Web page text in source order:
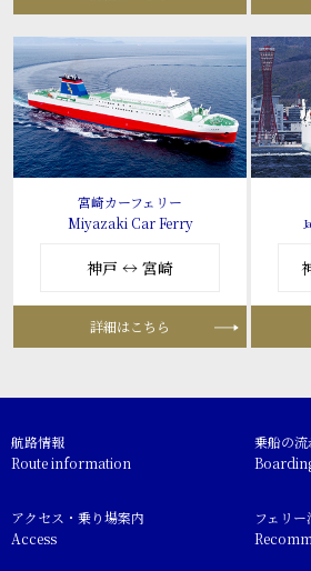
宮崎カーフェリー
Miyazaki Car Ferry
神戸 ↔ 宮崎
詳細はこちら
航路情報
Route information
乗船の流
アクセス・乗り場案内
Access
フェリ